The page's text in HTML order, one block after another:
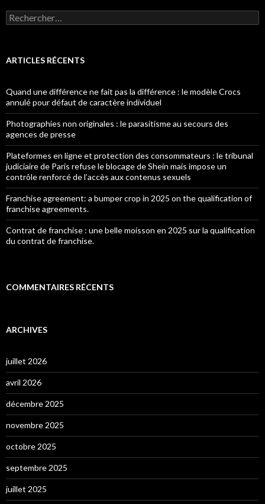
Rechercher :
ARTICLES RÉCENTS
Quand une différence ne fait pas la différence : le modèle Crocs
annulé pour défaut de caractère individuel
Photographies non originales : le parasitisme au secours des
agences de presse
Plateformes en ligne et protection des consommateurs : le tribunal
judiciaire de Paris refuse le blocage de Shein mais impose un
contrôle renforcé de l’accès aux contenus sexuels
Franchise agreement: a bumper crop in 2025 on the qualification of
franchise agreements.
Contrat de franchise : une belle moisson en 2025 sur la qualification
du contrat de franchise.
COMMENTAIRES RÉCENTS
ARCHIVES
juillet 2026
avril 2026
décembre 2025
novembre 2025
octobre 2025
septembre 2025
juillet 2025